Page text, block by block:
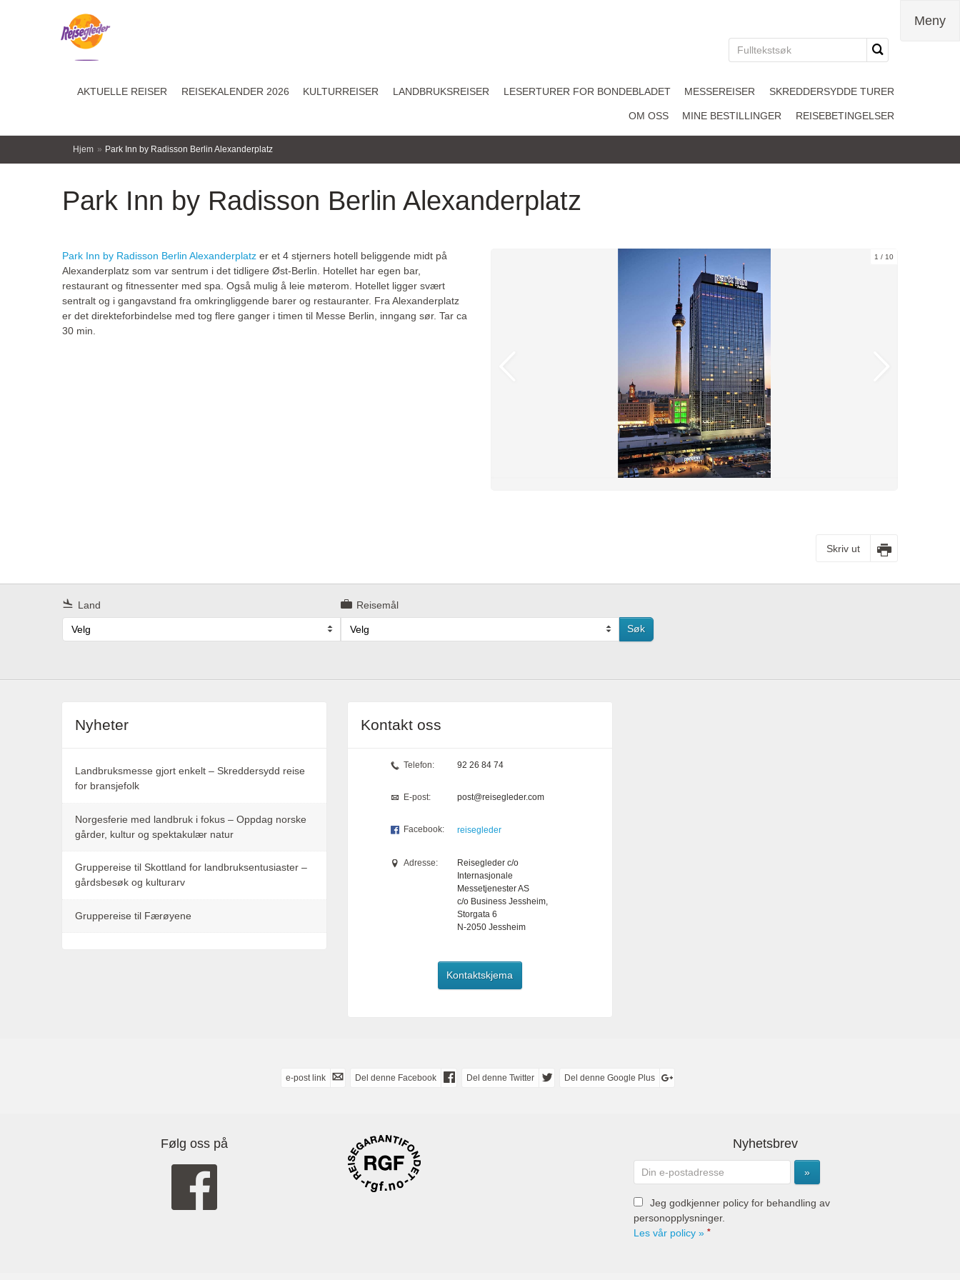
AKTUELLE REISER REISEKALENDER 2026 KULTURREISER LANDBRUKSREISER LESERTURER FOR BONDEBLADET MESSEREISER SKREDDERSYDDE TURER
OM OSS MINE BESTILLINGER REISEBETINGELSER
Hjem » Park Inn by Radisson Berlin Alexanderplatz
Park Inn by Radisson Berlin Alexanderplatz
1 10
Park Inn by Radisson Berlin Alexanderplatz er et 4 stjerners hotell beliggende midt på
Alexanderplatz som var sentrum i det tidligere Øst-Berlin. Hotellet har egen bar,
restaurant og fitnessenter med spa. Også mulig å leie møterom. Hotellet ligger svært
sentralt og i gangavstand fra omkringliggende barer og restauranter. Fra Alexanderplatz
er det direkteforbindelse med tog flere ganger i timen til Messe Berlin, inngang sør. Tar ca
30 min.
Skriv ut
Land
Velg
Reisemål
Velg Søk
Nyheter
Landbruksmesse gjort enkelt – Skreddersydd reise
for bransjefolk
Norgesferie med landbruk i fokus – Oppdag norske
gårder, kultur og spektakulær natur
Gruppereise til Skottland for landbruksentusiaster –
gårdsbesøk og kulturarv
Gruppereise til Færøyene
Kontakt oss
Telefon: 92 26 84 74
E-post: post@reisegleder.com
Facebook: reisegleder
Adresse:
Reisegleder c/o
Internasjonale
Messetjenester AS
c/o Business Jessheim,
Storgata 6
N-2050Jessheim
Kontaktskjema
e-post link Del denne Facebook Del denne Twitter Del denne Google Plus
Følg oss på Nyhetsbrev
Jeg godkjenner policy for behandling av
personopplysninger.
Les vår policy » *
Meny